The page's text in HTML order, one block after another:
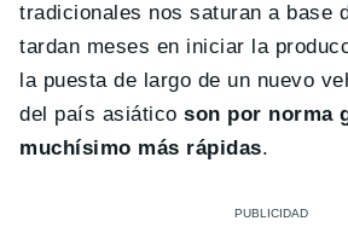
tradicionales nos saturan a base
tardan meses en iniciar la
la puesta de largo de un nuevo
del país asiático son por norma
muchísimo más rápidas.